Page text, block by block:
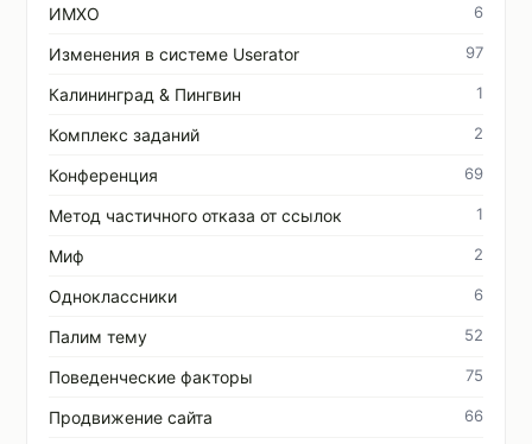
ИМХО 6
Изменения в системе Userator 97
Калининград & Пингвин 1
Комплекс заданий 2
Конференция 69
Метод частичного отказа от ссылок 1
Миф 2
Одноклассники 6
Палим тему 52
Поведенческие факторы 75
Продвижение сайта 66